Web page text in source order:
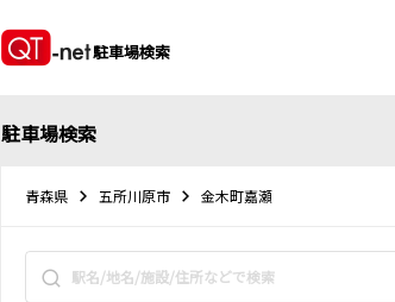
駐車場検索
駐車場検索
青森県 五所川原市 金木町嘉瀬